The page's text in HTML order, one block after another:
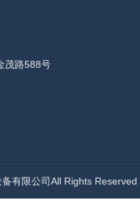
茂路588号
备有限公司All Rights